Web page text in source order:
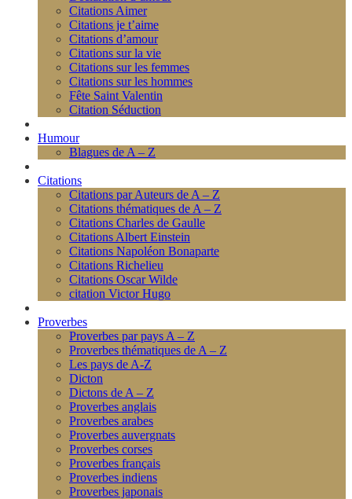
Citations Aimer
Citations je t’aime
Citations d’amour
Citations sur la vie
Citations sur les femmes
Citations sur les hommes
Fête Saint Valentin
Citation Séduction
Humour
Blagues de A – Z
Citations
Citations par Auteurs de A – Z
Citations thématiques de A – Z
Citations Charles de Gaulle
Citations Albert Einstein
Citations Napoléon Bonaparte
Citations Richelieu
Citations Oscar Wilde
citation Victor Hugo
Proverbes
Proverbes par pays A – Z
Proverbes thématiques de A – Z
Les pays de A-Z
Dicton
Dictons de A – Z
Proverbes anglais
Proverbes arabes
Proverbes auvergnats
Proverbes corses
Proverbes français
Proverbes indiens
Proverbes japonais